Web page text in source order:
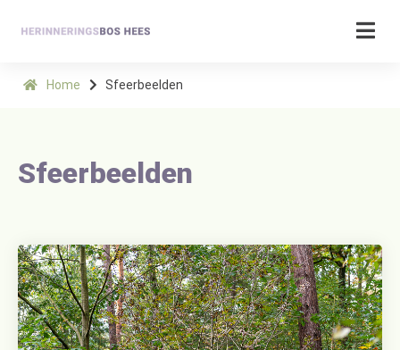
Home Sfeerbeelden
Sfeerbeelden